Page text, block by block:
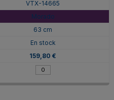
VTX-14665
Morado
63 cm
En stock
159,80 €